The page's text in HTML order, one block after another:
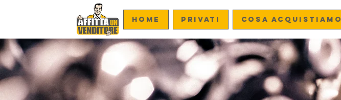
Home PRIVATI Cosa acquistiamo